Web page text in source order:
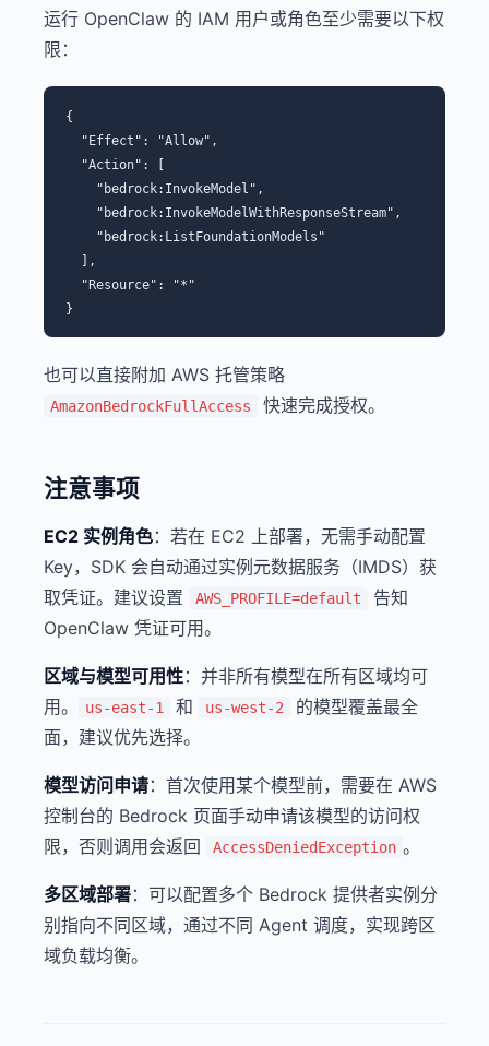
运行 OpenClaw 的 IAM 用户或角色至少需要以下权
限：
{
  "Effect": "Allow",
  "Action": [
    "bedrock:InvokeModel",
    "bedrock:InvokeModelWithResponseStream",
    "bedrock:ListFoundationModels"
  ],
  "Resource": "*"
也可以直接附加 AWS 托管策略
AmazonBedrockFullAccess 快速完成授权。
注意事项
EC2 实例角色：若在 EC2 上部署，无需手动配置
Key，SDK 会自动通过实例元数据服务（IMDS）获
取凭证。建议设置
AWS_PROFILE=default
告知
OpenClaw 凭证可用。
区域与模型可用性：并非所有模型在所有区域均可
用。
us-east-1 和 us-west-2
的模型覆盖最全
面，建议优先选择。
模型访问申请：首次使用某个模型前，需要在 AWS
控制台的 Bedrock 页面手动申请该模型的访问权
限，否则调用会返回
AccessDeniedException 。
多区域部署：可以配置多个 Bedrock 提供者实例分
别指向不同区域，通过不同 Agent 调度，实现跨区
域负载均衡。